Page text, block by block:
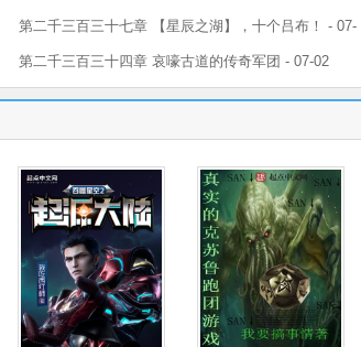
第二千三百三十七章 【星辰之湖】，十个吕布！ - 07-
02
第二千三百三十四章 哀嚎古道的传奇军团 - 07-02